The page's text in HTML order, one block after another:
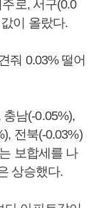
로, 서구(0.0
이 올랐다.
줘 0.03% 떨어
남(-0.05%),
전북(-0.03%)
보합세를 나
상승했다.